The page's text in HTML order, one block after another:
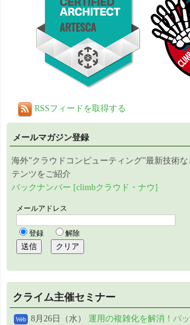
RSSフィードを取得する
メールマガジン登録
海外”クラウドコンピューティング”最新技術
テンツをご紹介
バックナンバー [climbクラウド・ナウ]
クライム主催セミナー
Web 8月26日（水） 運用の複雑化を解消！バ